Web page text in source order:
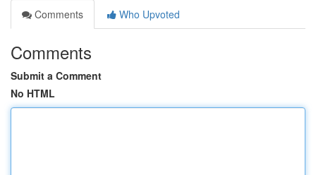
Comments
Who Upvoted
Comments
Submit a Comment
No HTML